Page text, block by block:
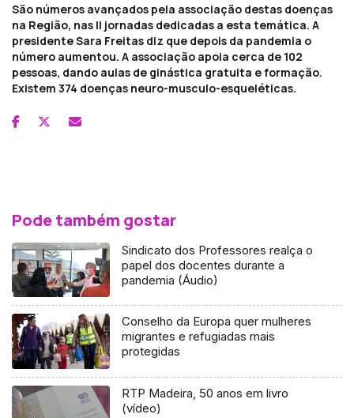
São números avançados pela associação destas doenças
na Região, nas II jornadas dedicadas a esta temática. A
presidente Sara Freitas diz que depois da pandemia o
número aumentou. A associação apoia cerca de 102
pessoas, dando aulas de ginástica gratuita e formação.
Existem 374 doenças neuro-musculo-esqueléticas.
Pode também gostar
Sindicato dos Professores realça o
papel dos docentes durante a
pandemia (Áudio)
Conselho da Europa quer mulheres
migrantes e refugiadas mais
protegidas
RTP Madeira, 50 anos em livro
(vídeo)